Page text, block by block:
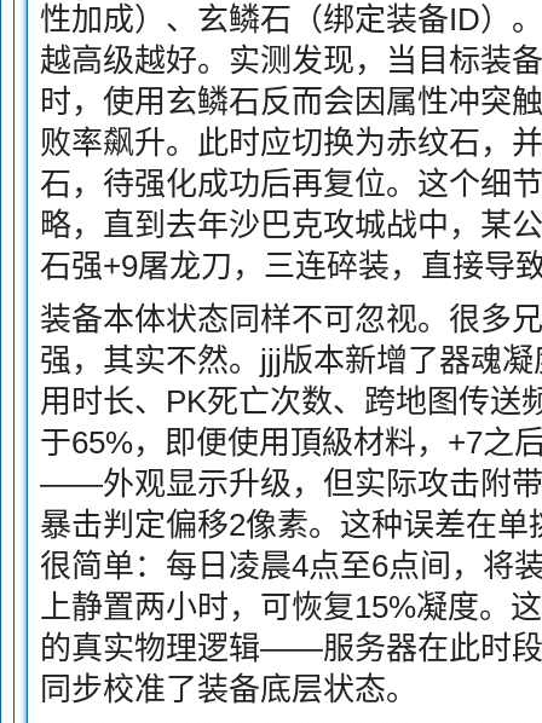
性加成）、玄鳞石（绑定装备ID
越高级越好。实测发现，当目标装
时，使用玄鳞石反而会因属性冲突
败率飙升。此时应切换为赤纹石，
石，待强化成功后再复位。这个细
略，直到去年沙巴克攻城战中，某
石强+9屠龙刀，三连碎装，直接导
装备本体状态同样不可忽视。很多
强，其实不然。jjj版本新增了器魂
用时长、PK死亡次数、跨地图传送
于65%，即便使用頂級材料，+7之
——外观显示升级，但实际攻击附
暴击判定偏移2像素。这种误差在
很简单：每日凌晨4点至6点间，将
上静置两小时，可恢复15%凝度。
的真实物理逻辑——服务器在此时
同步校准了装备底层状态。